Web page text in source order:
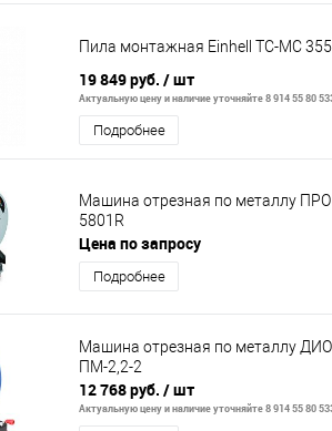
Пила монтажная Einhell TC-MC
19 849 руб. / шт
Актуальную цену и наличие уточняйте 8 914 55 80
Подробнее
Машина отрезная по металлу
5801R
Цена по запросу
Подробнее
Машина отрезная по металлу
ПМ-2,2-2
12 768 руб. / шт
Актуальную цену и наличие уточняйте 8 914 55 80